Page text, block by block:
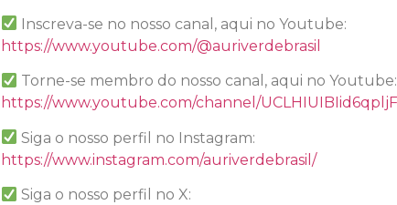
Inscreva-se no nosso canal, aqui no Youtube:
https://www.youtube.com/@auriverdebrasil
Torne-se membro do nosso canal, aqui no Youtube:
https://www.youtube.com/channel/
Siga o nosso perfil no Instagram:
https://www.instagram.com/auriverdebrasil/
Siga o nosso perfil no X: